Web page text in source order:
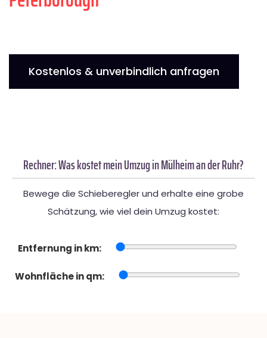
Kostenlos & unverbindlich anfragen
Rechner: Was kostet mein Umzug in Mülheim an der Ruhr?
Bewege die Schieberegler und erhalte eine grobe
Schätzung, wie viel dein Umzug kostet:
Entfernung in km:
Wohnfläche in qm: